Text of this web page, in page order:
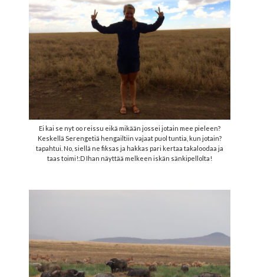
Ei kai se nyt oo reissu eikä mikään jossei jotain mee pieleen?
Keskellä Serengetiä hengailtiin vajaat puol tuntia, kun jotain?
tapahtui. No, siellä ne fiksas ja hakkas pari kertaa takaloodaa ja
taas toimi!:D Ihan näyttää melkeen iskän sänkipellolta!